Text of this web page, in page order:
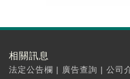
相關訊息
法定公告欄 | 廣告查詢 | 公司